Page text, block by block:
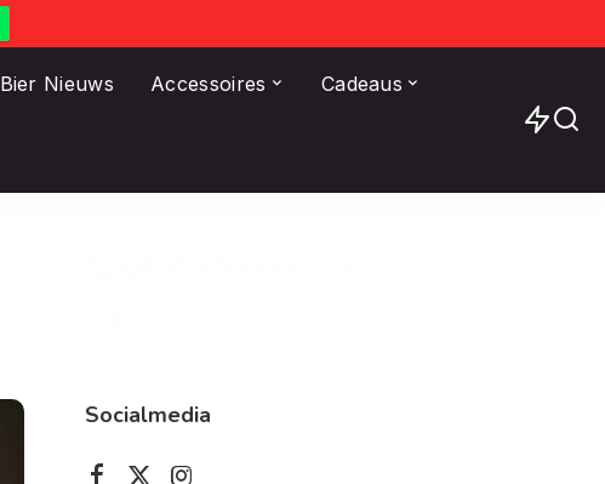
Bier Nieuws Accessoires Cadeaus
Socialmedia